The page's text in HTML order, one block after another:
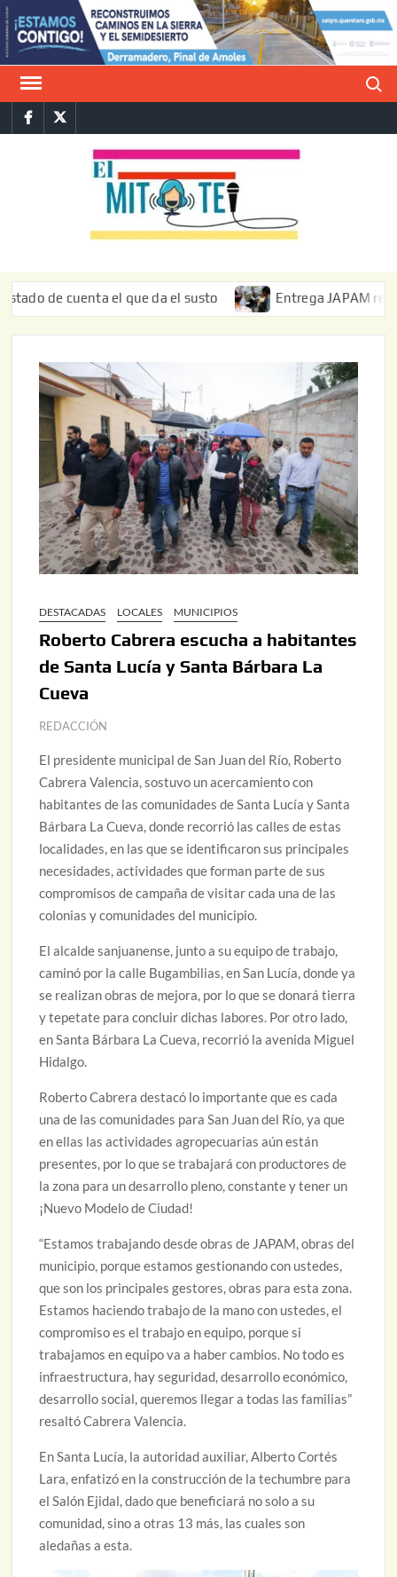
Saltar
al
contenido
FacebookTwitter
cuenta el que da el susto Entrega JAPAM
DESTACADAS LOCALES MUNICIPIOS
Roberto Cabrera escucha a habitantes
de Santa Lucía y Santa Bárbara La
Cueva
REDACCIÓN
El presidente municipal de San Juan del Río, Roberto
Cabrera Valencia, sostuvo un acercamiento con
habitantes de las comunidades de Santa Lucía y Santa
Bárbara La Cueva, donde recorrió las calles de estas
localidades, en las que se identificaron sus principales
necesidades, actividades que forman parte de sus
compromisos de campaña de visitar cada una de las
colonias y comunidades del municipio.
El alcalde sanjuanense, junto a su equipo de trabajo,
caminó por la calle Bugambilias, en San Lucía, donde ya
se realizan obras de mejora, por lo que se donará tierra
y tepetate para concluir dichas labores. Por otro lado,
en Santa Bárbara La Cueva, recorrió la avenida Miguel
Hidalgo.
Roberto Cabrera destacó lo importante que es cada
una de las comunidades para San Juan del Río, ya que
en ellas las actividades agropecuarias aún están
presentes, por lo que se trabajará con productores de
la zona para un desarrollo pleno, constante y tener un
¡Nuevo Modelo de Ciudad!
“Estamos trabajando desde obras de JAPAM, obras del
municipio, porque estamos gestionando con ustedes,
que son los principales gestores, obras para esta zona.
Estamos haciendo trabajo de la mano con ustedes, el
compromiso es el trabajo en equipo, porque si
trabajamos en equipo va a haber cambios. No todo es
infraestructura, hay seguridad, desarrollo económico,
desarrollo social, queremos llegar a todas las familias”
resaltó Cabrera Valencia.
En Santa Lucía, la autoridad auxiliar, Alberto Cortés
Lara, enfatizó en la construcción de la techumbre para
el Salón Ejidal, dado que beneficiará no solo a su
comunidad, sino a otras 13 más, las cuales son
aledañas a esta.